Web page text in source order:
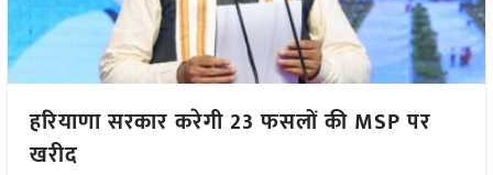
हरियाणा सरकार करेगी 23 फसलों की MSP पर
खरीद